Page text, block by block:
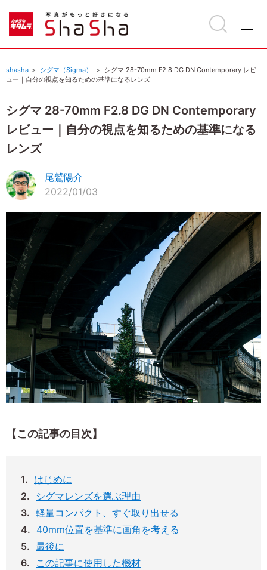
shasha シグマ（Sigma）
シグマ 28-70mm F2.8 DG DN Contemporary レビ
ュー｜自分の視点を知るための基準になるレンズ
シグマ 28-70mm F2.8 DG DN Contemporary
レビュー｜自分の視点を知るための基準になる
レンズ
尾鷲陽介
2022/01/03
【この記事の目次】
はじめに
シグマレンズを選ぶ理由
軽量コンパクト、すぐ取り出せる
40mm位置を基準に画角を考える
最後に
この記事に使用した機材